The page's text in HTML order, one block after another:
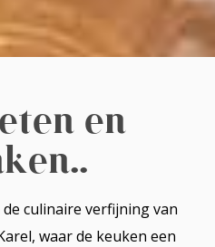
en
culinaire verfijning van
waar de keuken een